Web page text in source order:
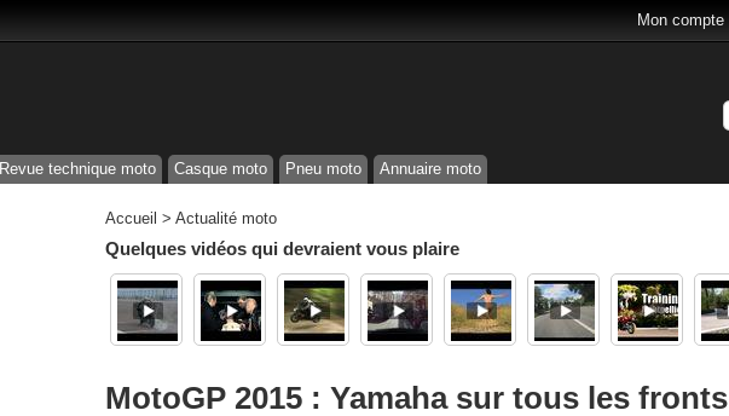
Mon compte
Revue technique moto Casque moto Pneu moto Annuaire moto
Accueil > Actualité moto
Quelques vidéos qui devraient vous plaire
MotoGP 2015 : Yamaha sur tous les fronts